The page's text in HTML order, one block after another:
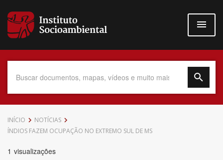
para
conteúdo
Data do Documento
INÍCIO
NOTÍCIAS
ÍNDIOS FAZEM OCUPAÇÃO NO EXTREMO SUL DE MS
1 visualizações